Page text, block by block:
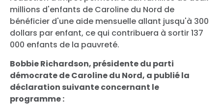
millions d'enfants de Caroline du Nord de
bénéficier d'une aide mensuelle allant jusqu'à 300
dollars par enfant, ce qui contribuera à sortir 137
000 enfants de la pauvreté.
Bobbie Richardson, présidente du parti
démocrate de Caroline du Nord, a publié la
déclaration suivante concernant le
programme :